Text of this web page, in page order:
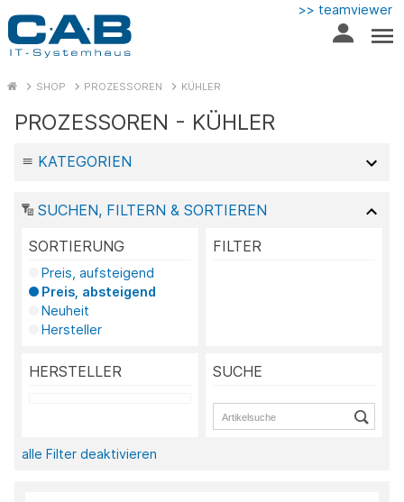
>> teamviewer
SHOP PROZESSOREN KÜHLER
PROZESSOREN - KÜHLER
KATEGORIEN
SUCHEN, FILTERN & SORTIEREN
SORTIERUNG
Preis, aufsteigend
Preis, absteigend
Neuheit
Hersteller
FILTER
HERSTELLER SUCHE
alle Filter deaktivieren